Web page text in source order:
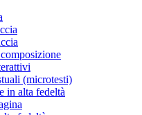
(microtesti)
in alta fedeltà